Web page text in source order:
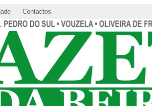
Contactos